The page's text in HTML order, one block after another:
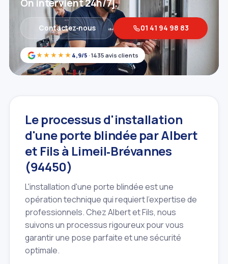
★★★★★ 4,9/5 · 1435 avis clients
On intervient 24h/7j.
Contactez‑nous 01 41 94 98 83
Le processus d'installation
d'une porte blindée par Albert
et Fils à Limeil‑Brévannes
(94450)
L'installation d'une porte blindée est une
opération technique qui requiert l'expertise de
professionnels. Chez Albert et Fils, nous
suivons un processus rigoureux pour vous
garantir une pose parfaite et une sécurité
optimale.